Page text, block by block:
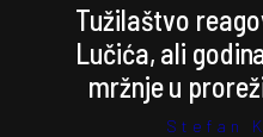
Tužilaštvo
Lučića, ali
mržnje u
Stefan